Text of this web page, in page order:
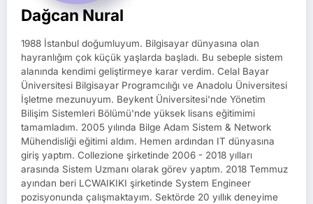
Dağcan Nural
1988 İstanbul doğumluyum. Bilgisayar dünyasına olan
hayranlığım çok küçük yaşlarda başladı. Bu sebeple sistem
alanında kendimi geliştirmeye karar verdim. Celal Bayar
Üniversitesi Bilgisayar Programcılığı ve Anadolu Üniversitesi
İşletme mezunuyum. Beykent Üniversitesi'nde Yönetim
Bilişim Sistemleri Bölümü'nde yüksek lisans eğitimimi
tamamladım. 2005 yılında Bilge Adam Sistem & Network
Mühendisliği eğitimi aldım. Hemen ardından IT dünyasına
giriş yaptım. Collezione şirketinde 2006 - 2018 yılları
arasında Sistem Uzmanı olarak görev yaptım. 2018 Temmuz
ayından beri LCWAIKIKI şirketinde System Engineer
pozisyonunda çalışmaktayım. Sektörde 20 yıllık deneyime